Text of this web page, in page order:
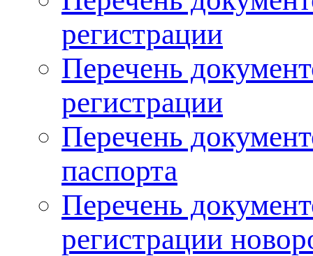
регистрации
Перечень
регистрации
Перечень
паспорта
Перечень
регистрации